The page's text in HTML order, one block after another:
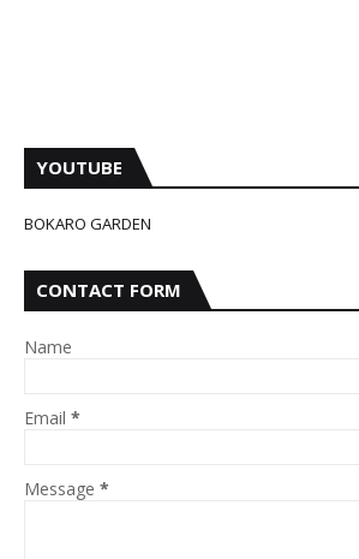
YOUTUBE
BOKARO GARDEN
CONTACT FORM
Name
Email *
Message *